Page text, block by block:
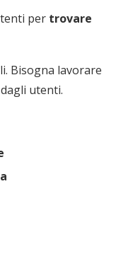
per trovare
Bisogna lavorare
utenti.